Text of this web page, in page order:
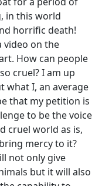
in this world
horrific death!
video on the
How can people
cruel? I am up
what I, an average
that my petition is
to be the voice
cruel world as is,
mercy to it?
not only give
but it will also